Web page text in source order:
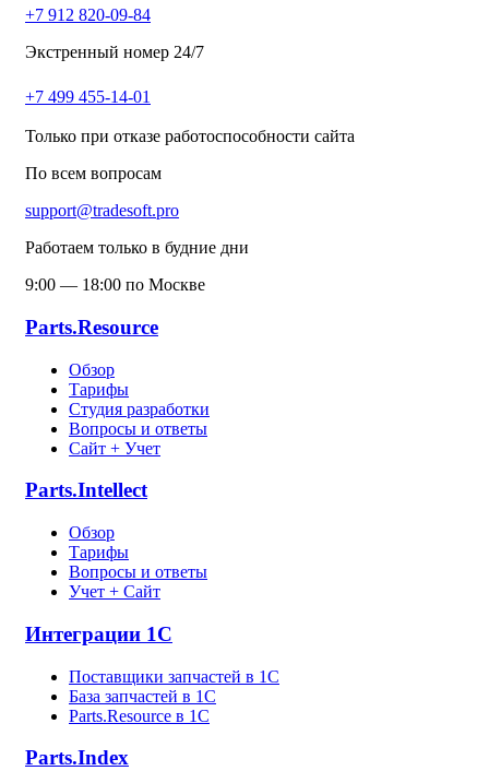
+7 912 820-09-84
Экстренный номер 24/7
+7 499 455-14-01
Только при отказе работоспособности сайта
По всем вопросам
support@tradesoft.pro
Работаем только в будние дни
9:00 — 18:00 по Москве
Parts.Resource
Обзор
Тарифы
Студия разработки
Вопросы и ответы
Сайт + Учет
Parts.Intellect
Обзор
Тарифы
Вопросы и ответы
Учет + Сайт
Интеграции 1С
Поставщики запчастей в 1C
База запчастей в 1С
Parts.Resource в 1C
Parts.Index